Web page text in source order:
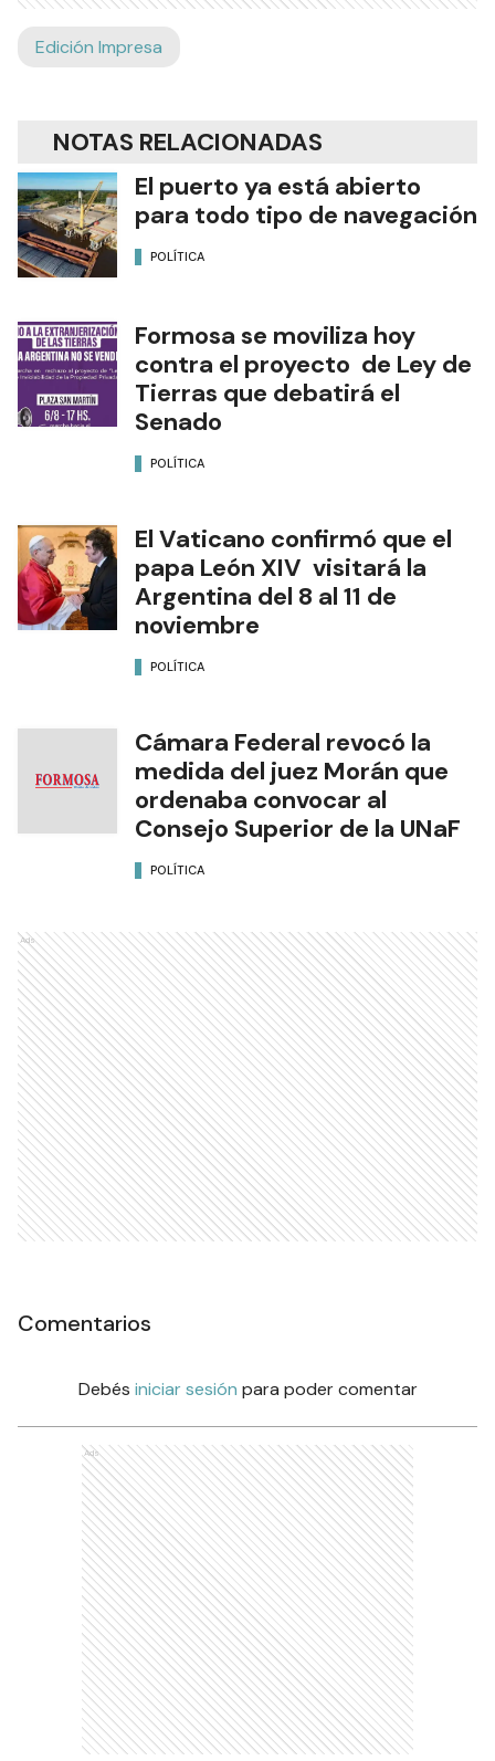
Edición Impresa
NOTAS RELACIONADAS
El puerto ya está abierto
para todo tipo de navegación
POLÍTICA
Formosa se moviliza hoy
contra el proyecto de Ley de
Tierras que debatirá el
Senado
POLÍTICA
El Vaticano confirmó que el
papa León XIV visitará la
Argentina del 8 al 11 de
noviembre
POLÍTICA
Cámara Federal revocó la
medida del juez Morán que
ordenaba convocar al
Consejo Superior de la UNaF
POLÍTICA
Ads
Comentarios
Debés iniciar sesión para poder comentar
Ads